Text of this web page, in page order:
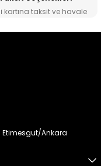
kartına taksit ve havale
Etimesgut/Ankara